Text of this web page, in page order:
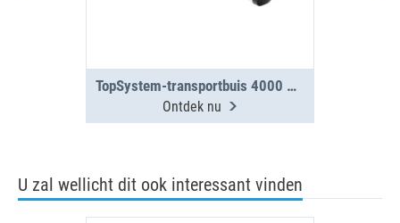
TopSystem-transportbuis 4000 mm met 2 segmenten
Ontdek nu
U zal wellicht dit ook interessant vinden